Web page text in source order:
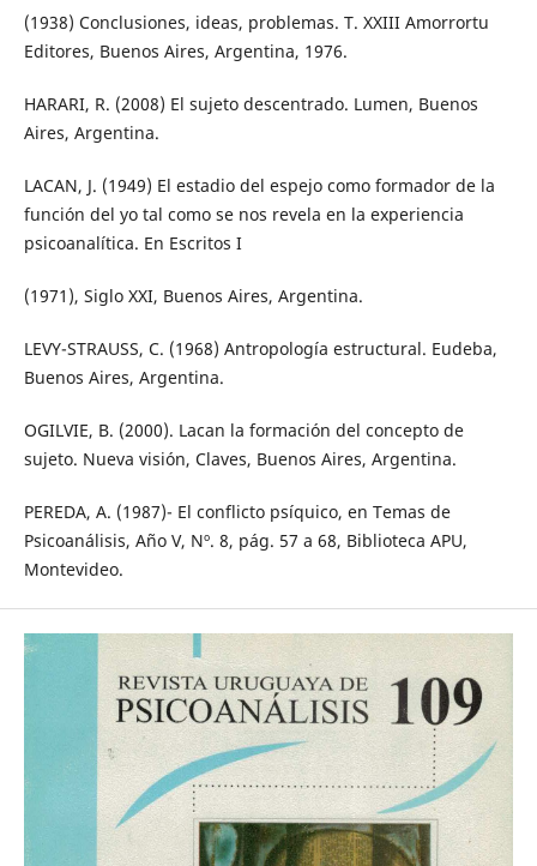
(1938) Conclusiones, ideas, problemas. T. XXIII Amorrortu
Editores, Buenos Aires, Argentina, 1976.
HARARI, R. (2008) El sujeto descentrado. Lumen, Buenos
Aires, Argentina.
LACAN, J. (1949) El estadio del espejo como formador de la
función del yo tal como se nos revela en la experiencia
psicoanalítica. En Escritos I
(1971), Siglo XXI, Buenos Aires, Argentina.
LEVY-STRAUSS, C. (1968) Antropología estructural. Eudeba,
Buenos Aires, Argentina.
OGILVIE, B. (2000). Lacan la formación del concepto de
sujeto. Nueva visión, Claves, Buenos Aires, Argentina.
PEREDA, A. (1987)- El conflicto psíquico, en Temas de
Psicoanálisis, Año V, Nº. 8, pág. 57 a 68, Biblioteca APU,
Montevideo.